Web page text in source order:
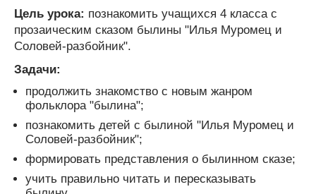
Цель урока: познакомить учащихся 4 класса с
прозаическим сказом былины "Илья Муромец и
Соловей-разбойник".
Задачи:
продолжить знакомство с новым жанром
фольклора "былина";
познакомить детей с былиной "Илья Муромец и
Соловей-разбойник";
формировать представления о былинном сказе;
учить правильно читать и пересказывать